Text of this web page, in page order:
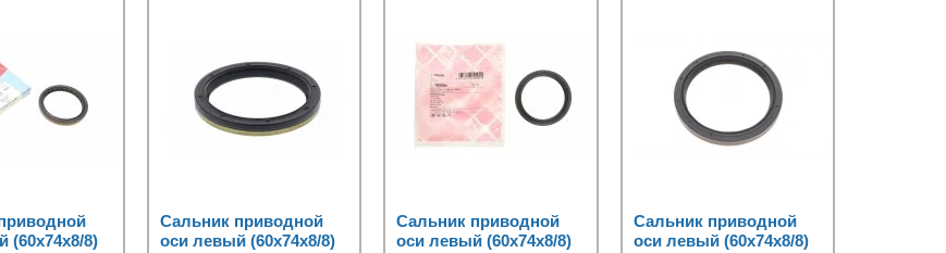
(60x74x8/8)
Сальник приводной
оси левый (60x74x8/8)
Сальник приводной
оси левый (60x74x8/8)
Сальник приводной
оси левый (60x74x8/8)